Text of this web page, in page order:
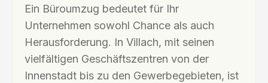
Ein Büroumzug bedeutet für Ihr
Unternehmen sowohl Chance als auch
Herausforderung. In Villach, mit seinen
vielfältigen Geschäftszentren von der
Innenstadt bis zu den Gewerbegebieten, ist